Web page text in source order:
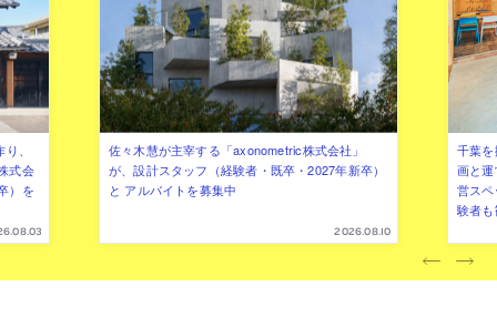
、
式会
）を
佐々木慧が主宰する「axonometric株式会社」
が、設計スタッフ（経験者・既卒・2027年新卒）
と アルバイトを募集中
2026.08.10
千葉
画と
営ス
験者